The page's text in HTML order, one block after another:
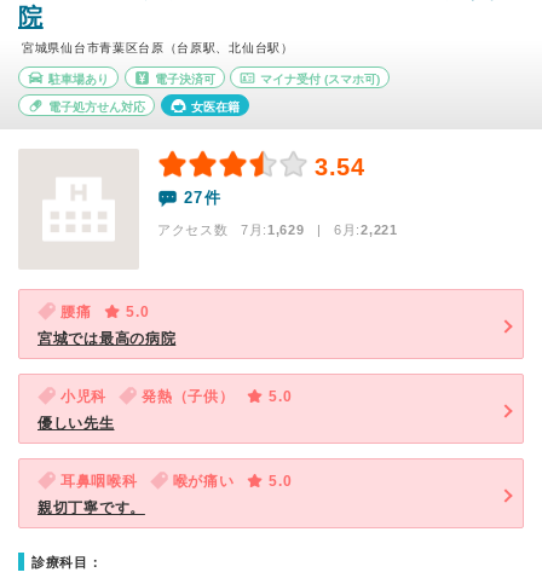
院
宮城県仙台市青葉区台原（台原駅、北仙台駅）
駐車場あり 電子決済可 マイナ受付 (スマホ可)
電子処方せん対応 女医在籍
3.54
27件
アクセス数 7月:1,629 | 6月:2,221
腰痛
5.0
宮城では最高の病院
小児科 発熱（子供）
5.0
優しい先生
耳鼻咽喉科 喉が痛い
5.0
親切丁寧です。
診療科目：